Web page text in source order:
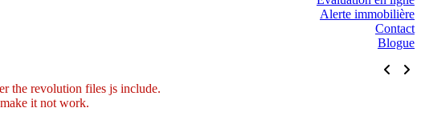
Alerte immobilière
Contact
Blogue
the revolution files js include.
it not work.